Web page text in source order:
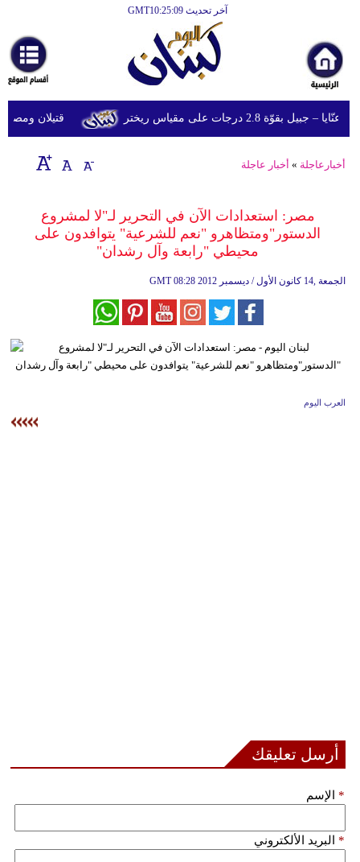
آخر تحديث GMT10:25:09
أخبارعاجلة
رياضة
ثقافة
إقتصاد
وموسيقى
سياحة
وسفر
أبراج
فيديو
قتيلان ومصابون جراء 14 غارة إسرائيلية على 2.8 درجات على مقياس ريختر
أخبارعاجلة » أخبار عاجلة
مصر: استعدادات الآن في التحرير لـ"لا لمشروع
الدستور"ومتظاهرو "نعم للشرعية" يتوافدون على
محيطي "رابعة وآل رشدان"
GMT 08:28 2012 الجمعة ,14 كانون الأول / ديسمبر
العرب اليوم
أرسل تعليقك
الإسم *
البريد الألكتروني *